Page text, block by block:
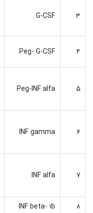
۳ G-CSF
۴ Peg- G-CSF
۵ Peg-INF alfa
۶ INF gamma
۷ INF alfa
۸
INF beta- ۱b